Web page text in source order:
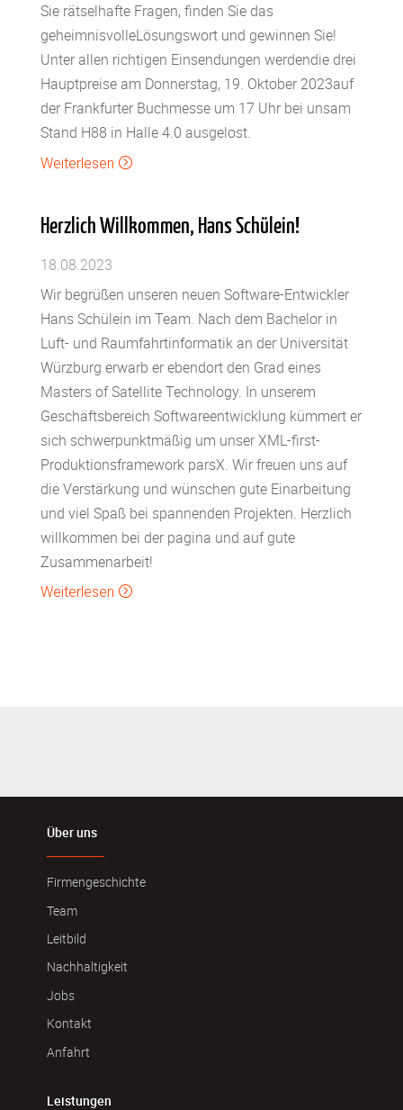
Sie rätselhafte Fragen, finden Sie das
geheimnisvolleLösungswort und gewinnen Sie!
Unter allen richtigen Einsendungen werdendie drei
Hauptpreise am Donnerstag, 19. Oktober 2023auf
der Frankfurter Buchmesse um 17 Uhr bei unsam
Stand H88 in Halle 4.0 ausgelost.
Weiterlesen =
Herzlich Willkommen, Hans Schülein!
18.08.2023
Wir begrüßen unseren neuen Software-Entwickler
Hans Schülein im Team. Nach dem Bachelor in
Luft- und Raumfahrtinformatik an der Universität
Würzburg erwarb er ebendort den Grad eines
Masters of Satellite Technology. In unserem
Geschäftsbereich Softwareentwicklung kümmert er
sich schwerpunktmäßig um unser XML-first-
Produktionsframework parsX. Wir freuen uns auf
die Verstärkung und wünschen gute Einarbeitung
und viel Spaß bei spannenden Projekten. Herzlich
willkommen bei der pagina und auf gute
Zusammenarbeit!
Weiterlesen =
Über uns
Firmengeschichte
Team
Leitbild
Nachhaltigkeit
Jobs
Kontakt
Anfahrt
Leistungen